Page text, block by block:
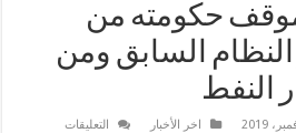
حكومته من
النظام السابق ومن
النفط
اخر الأخبار التعليقات